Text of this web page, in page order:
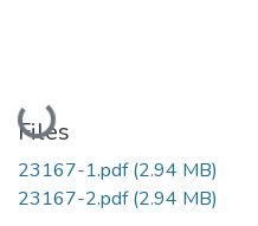
Loading...
Files
23167-1.pdf(2.94 MB)
23167-2.pdf(2.94 MB)